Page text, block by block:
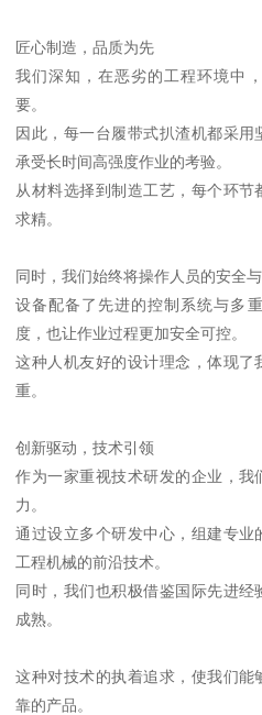
匠心制造，品质为先
我们深知，在恶劣的工程环境中
要。
因此，每一台履带式扒渣机都采
承受长时间高强度作业的考验。
从材料选择到制造工艺，每个环
求精。
同时，我们始终将操作人员的安全与
设备配备了先进的控制系统与多
度，也让作业过程更加安全可控。
这种人机友好的设计理念，体现
重。
创新驱动，技术引领
作为一家重视技术研发的企业，
力。
通过设立多个研发中心，组建专
工程机械的前沿技术。
同时，我们也积极借鉴国际先进
成熟。
这种对技术的执着追求，使我们
靠的产品。